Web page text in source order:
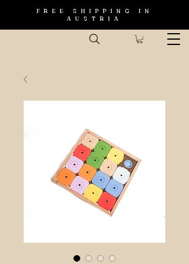
FREE SHIPPING IN
AUSTRIA